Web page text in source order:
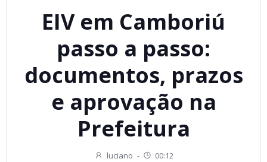
EIV em Camboriú
passo a passo:
documentos, prazos
e aprovação na
Prefeitura
luciano - 00:12